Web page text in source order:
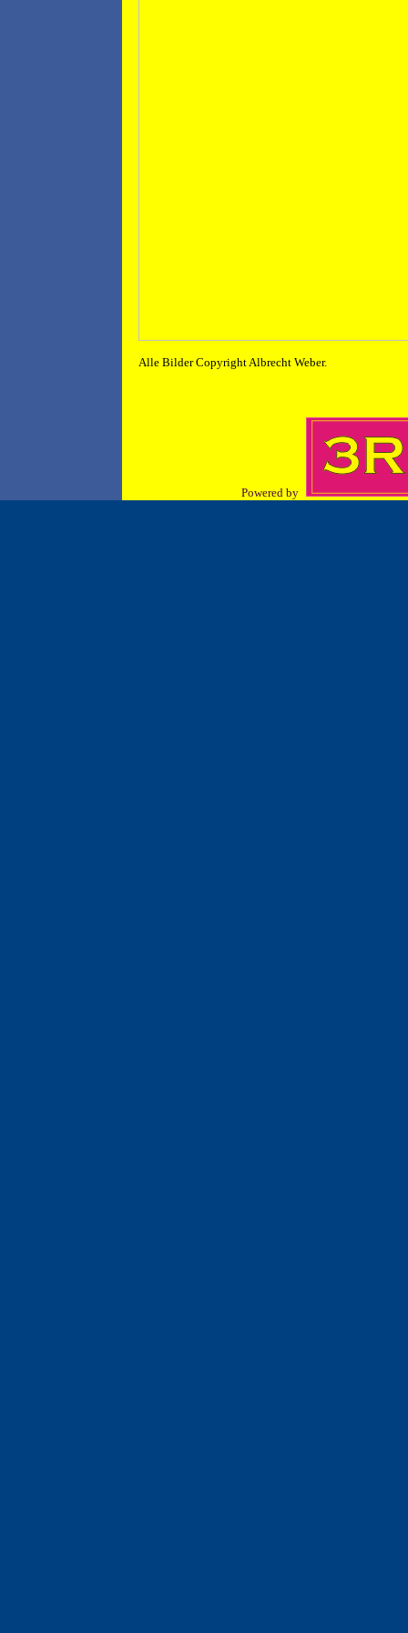
Alle Bilder Copyright Albrecht Weber.
Powered by